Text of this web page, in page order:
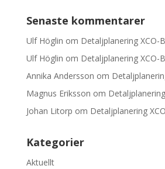
Senaste kommentarer
Ulf Höglin om Detaljplanering XCO-
Ulf Höglin om Detaljplanering XCO-
Annika Andersson om
Magnus Eriksson om
Johan Litorp om Detaljplanering
Kategorier
Aktuellt